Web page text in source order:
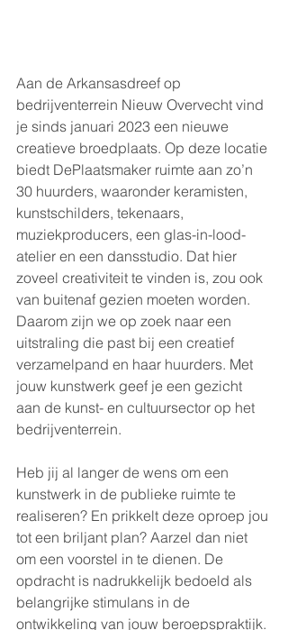
Aan de Arkansasdreef op
bedrijventerrein Nieuw Overvecht vind
je sinds januari 2023 een nieuwe
creatieve broedplaats. Op deze locatie
biedt DePlaatsmaker ruimte aan zo’n
30 huurders, waaronder keramisten,
kunstschilders, tekenaars,
muziekproducers, een glas-in-lood-
atelier en een dansstudio. Dat hier
zoveel creativiteit te vinden is, zou ook
van buitenaf gezien moeten worden.
Daarom zijn we op zoek naar een
uitstraling die past bij een creatief
verzamelpand en haar huurders. Met
jouw kunstwerk geef je een gezicht
aan de kunst- en cultuursector op het
bedrijventerrein.
Heb jij al langer de wens om een
kunstwerk in de publieke ruimte te
realiseren? En prikkelt deze oproep jou
tot een briljant plan? Aarzel dan niet
om een voorstel in te dienen. De
opdracht is nadrukkelijk bedoeld als
belangrijke stimulans in de
ontwikkeling van jouw beroepspraktijk.